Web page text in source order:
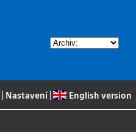
Nastavení| English version